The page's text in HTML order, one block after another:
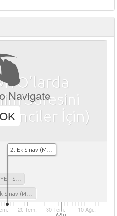
Süresini
İçin)
Navigate
OK
20 Tem. 30 Tem. 10 Ağu.